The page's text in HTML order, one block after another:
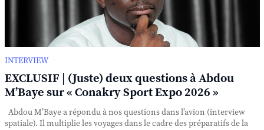
INTERVIEW
EXCLUSIF | (Juste) deux questions à Abdou
M’Baye sur « Conakry Sport Expo 2026 »
Abdou M’Baye a répondu à nos questions dans l’avion (interview
spatiale). Il multiplie les voyages dans le cadre des préparatifs de la